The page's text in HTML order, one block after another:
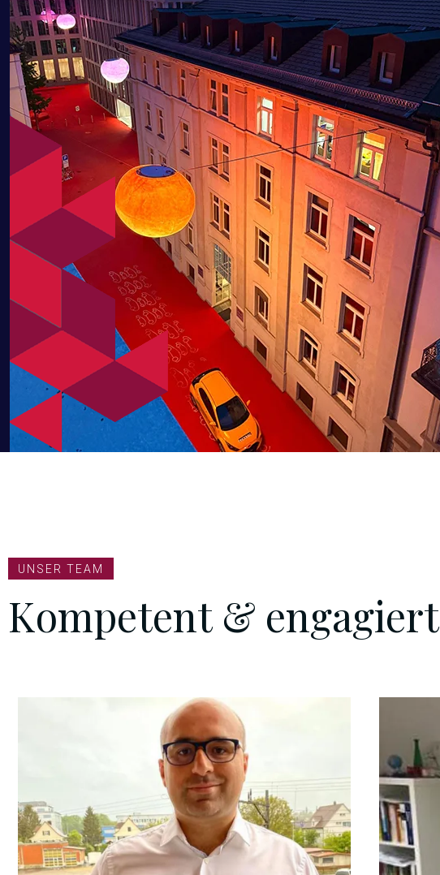
Herr Nuhi ist immer sehr kompetent und passt sich den
verschiedenen Fächern umgehend an. Ob Chemie, Physik oder
Mathe, bei Allem war er mir eine grosse Hilfe. Seine Erklärungen
und Veranschaulichungen sind leicht zu begreifen.
UNSER TEAM
Kompetent & engagiert